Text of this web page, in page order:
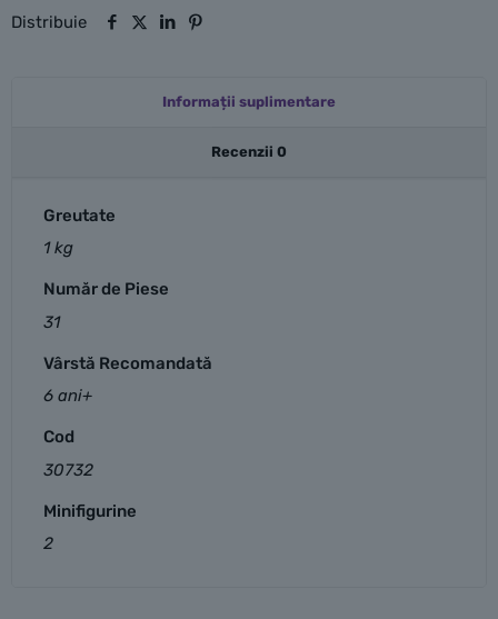
de
Distribuie
Informații suplimentare
Recenzii 0
Greutate
1 kg
Număr de Piese
31
Vârstă Recomandată
6 ani+
Cod
30732
Minifigurine
2